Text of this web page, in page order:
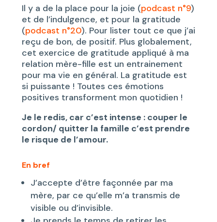
Il y a de la place pour la joie (podcast n°9)
et de l’indulgence, et pour la gratitude
(podcast n°20). Pour lister tout ce que j’ai
reçu de bon, de positif. Plus globalement,
cet exercice de gratitude appliqué à ma
relation mère-fille est un entrainement
pour ma vie en général. La gratitude est
si puissante ! Toutes ces émotions
positives transforment mon quotidien !
Je le redis, car c’est intense : couper le
cordon/ quitter la famille c’est prendre
le risque de l’amour.
En bref
J’accepte d’être façonnée par ma
mère, par ce qu’elle m’a transmis de
visible ou d’invisible.